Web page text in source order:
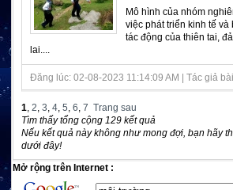
Mô hình của nhóm
việc phát triển kinh tế và
tác động của thiên tai,
lai....
Đăng lúc: 02-08-2023 11:14:09 AM | Tác giả
1, 2, 3, 4, 5, 6, 7 Trang sau
Tìm thấy tổng cộng 129 kết quả
Nếu kết quả này không như mong đợi, bạn hãy
dưới đây!
Mở rộng trên Internet :